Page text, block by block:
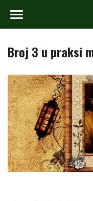
Broj 3 u praksi